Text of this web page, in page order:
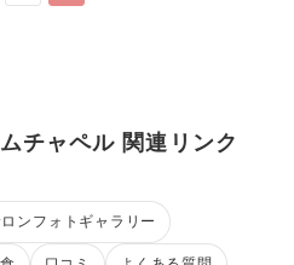
チャペル 関連リンク
ンフォトギャラリー